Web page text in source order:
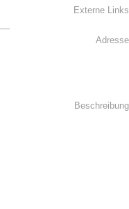
Externe Links
Adresse
Beschreibung